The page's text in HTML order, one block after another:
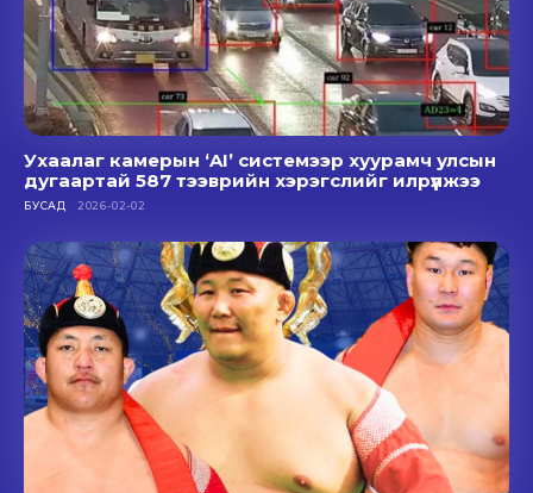
Ухаалаг камерын ‘AI’ системээр хуурамч улсын
дугаартай 587 тээврийн хэрэгслийг илрүүлжээ
БУСАД 2026-02-02